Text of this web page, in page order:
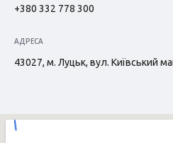
+380 332 778 300
АДРЕСА
43027, м. Луцьк, вул. Київський